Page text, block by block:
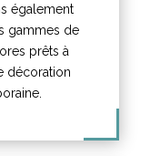
également
gammes de
prêts à
décoration